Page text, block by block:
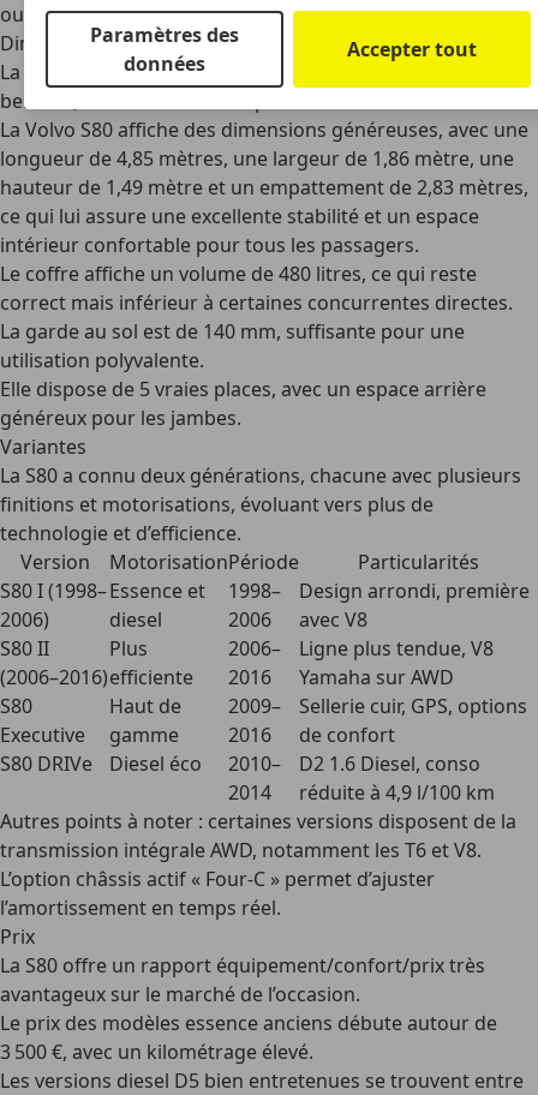
ou prestigieuses.
Dimensions
La Volvo S80 se positionne dans le segment des grandes
berlines, sans chercher à impressionner visuellement.
La Volvo S80 affiche des dimensions généreuses, avec une
longueur de 4,85 mètres, une largeur de 1,86 mètre, une
hauteur de 1,49 mètre et un empattement de 2,83 mètres,
ce qui lui assure une excellente stabilité et un espace
intérieur confortable pour tous les passagers.
Le coffre affiche un volume de480 litres, ce qui reste
correct mais inférieur à certaines concurrentes directes.
La garde au sol est de 140 mm, suffisante pour une
utilisation polyvalente.
Elle dispose de 5 vraies places, avec un espace arrière
généreux pour les jambes.
Variantes
La S80 a connu deux générations, chacune avec plusieurs
finitions et motorisations, évoluant vers plus de
technologie et d’efficience.
Version
MotorisationPériode
Particularités
S80 I (1998–
2006)
Essence et
diesel
1998–
2006
Design arrondi, première
avec V8
S80 II
(2006–2016)
Plus
efficiente
2006–
2016
Ligne plus tendue, V8
Yamaha sur AWD
S80
Executive
Haut de
gamme
2009–
2016
Sellerie cuir, GPS, options
de confort
S80 DRIVe
Diesel éco
2010–
2014
D2 1.6 Diesel, conso
réduite à 4,9 l/100 km
Autres points à noter : certaines versions disposent de la
transmission intégrale AWD, notamment les T6 et V8.
L’option châssis actif « Four-C » permet d’ajuster
l’amortissement en temps réel.
Prix
La S80 offre un rapport équipement/confort/prix très
avantageux sur le marché de l’occasion.
Le prix des modèles essence anciens débute autour de
3 500 €, avec un kilométrage élevé.
Les versions diesel D5 bien entretenues se trouvent entre
Paramètres des
données
Accepter tout